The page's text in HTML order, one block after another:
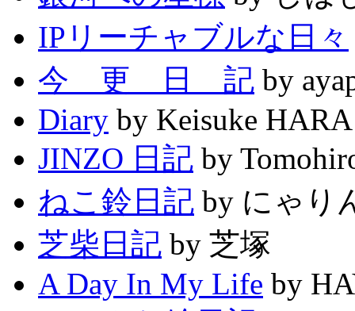
IPリーチャブルな日々
今 更 日 記 by
Diary by Keisuke HARA
JINZO 日記 by
ねこ鈴日記 by にゃり
芝柴日記 by 芝塚
A Day In My Life by